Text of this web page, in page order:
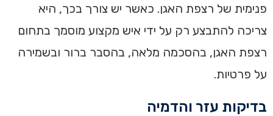
פנימית של רצפת האגן. כאשר יש צורך בכך, היא
צריכה להתבצע רק על ידי איש מקצוע מוסמך בתחום
רצפת האגן, בהסכמה מלאה, בהסבר ברור ובשמירה
על פרטיות.
בדיקות עזר והדמיה